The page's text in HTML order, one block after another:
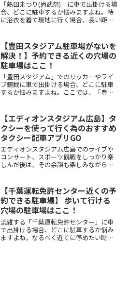
「熱田まつり(尚武祭)」に車で出掛ける場
合、どこに駐車するか悩みますよね。特
に浴衣を着て現地に行く場合、長い距離
う安心感が欲しい時間料金を気にせず楽
しみたい駐車場を探すReadMore...
【豊田スタジアム駐車場がないを
解決！】予約できる近くの穴場の
駐車場はここ！
「豊田スタジアム」でのサッカーやライ
ブ観戦に車で出掛ける場合、どこに駐車
するか悩みますよね。ここでは、「豊田
めたい時間料金を気にせずイベントを楽
しみたい駐車場を探すのにReadMore...
【エディオンスタジアム広島】タ
クシーを使って行く為のおすすめ
タクシー配車アプリGO
エディオンスタジアム広島でのライブや
コンサート、スポーツ観戦をしっかり楽
しんだ後は、その余韻も楽しみながら岐
ころです。かといって混雑回避を理由に
イベントの途中で帰りたくReadMore...
【千葉運転免許センター近くの予
約できる駐車場】 歩いて行ける
穴場の駐車場はここ！
混雑する「千葉運転免許センター」に車
で出掛ける場合、どこに駐車するか悩み
ますよね。なるべく近くに停めたい時間